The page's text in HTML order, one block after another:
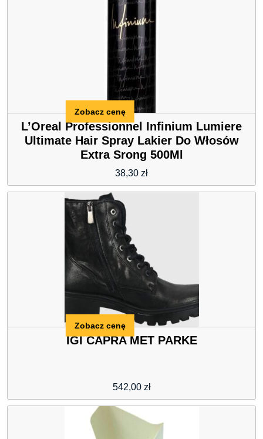
L’Oreal Professionnel Infinium Lumiere
Ultimate Hair Spray Lakier Do Włosów
Extra Srong 500Ml
38,30 zł
Zobacz cenę
IGI CAPRA MET PARKE
542,00 zł
Zobacz cenę